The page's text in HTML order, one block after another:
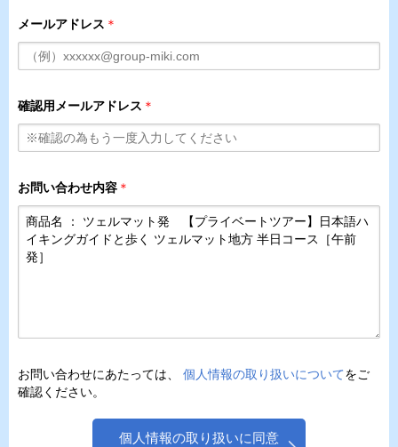
メールアドレス ＊
確認用メールアドレス ＊
お問い合わせ内容 ＊
お問い合わせにあたっては、 個人情報の取り扱いについてをご
確認ください。
個人情報の取り扱いに同意